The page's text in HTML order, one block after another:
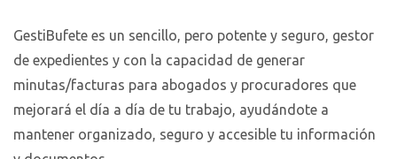
GestiBufete es un sencillo, pero potente y seguro, gestor
de expedientes y con la capacidad de generar
minutas/facturas para abogados y procuradores que
mejorará el día a día de tu trabajo, ayudándote a
mantener organizado, seguro y accesible tu información